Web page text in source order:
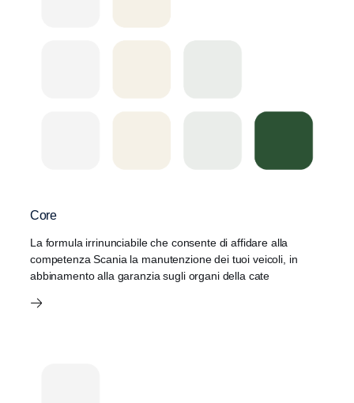
Core
La formula irrinunciabile che consente di affidare alla
competenza Scania la manutenzione dei tuoi veicoli, in
abbinamento alla garanzia sugli organi della cate